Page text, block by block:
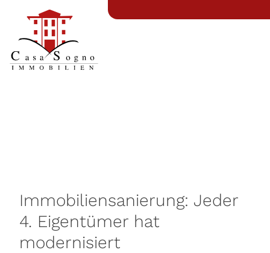
Immobiliensanierung: Jeder
4. Eigentümer hat
modernisiert